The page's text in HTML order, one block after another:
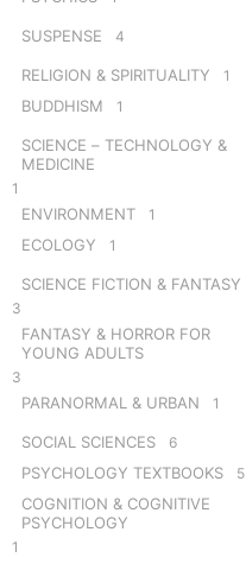
SUSPENSE 4
RELIGION & SPIRITUALITY 1
BUDDHISM 1
SCIENCE – TECHNOLOGY &
MEDICINE
1
ENVIRONMENT 1
ECOLOGY 1
SCIENCE FICTION & FANTASY
3
FANTASY & HORROR FOR
YOUNG ADULTS
3
PARANORMAL & URBAN 1
SOCIAL SCIENCES 6
PSYCHOLOGY TEXTBOOKS 5
COGNITION & COGNITIVE
PSYCHOLOGY
1